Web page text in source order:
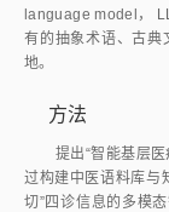
language model，
有的抽象术语、古典
地。
方法
提出“智能基层
过构建中医语料库与
切”四诊信息的多模